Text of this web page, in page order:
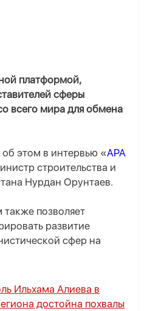
платформой,
сферы
всего мира для обмена
об этом в интервью «APA
строительства и
Нурдан Орунтаев.
позволяет
развитие
сфер на
Ильхама Алиева в
достойна похвалы